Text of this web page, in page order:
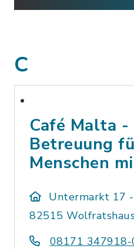
C
Café Malta -
Betreuung
Menschen
Untermarkt 17
82515
08171 347918-